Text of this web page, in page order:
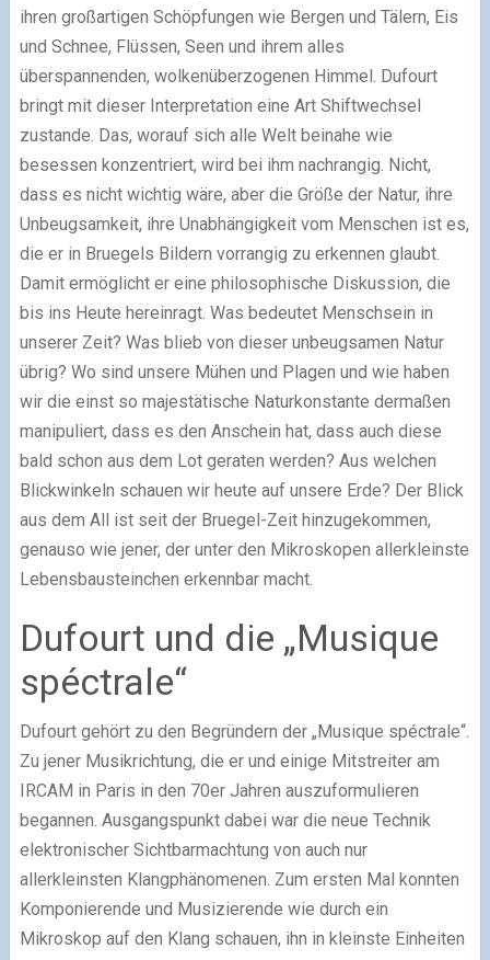
ihren großartigen Schöpfungen wie Bergen und Tälern, Eis
und Schnee, Flüssen, Seen und ihrem alles
überspannenden, wolkenüberzogenen Himmel. Dufourt
bringt mit dieser Interpretation eine Art Shiftwechsel
zustande. Das, worauf sich alle Welt beinahe wie
besessen konzentriert, wird bei ihm nachrangig. Nicht,
dass es nicht wichtig wäre, aber die Größe der Natur, ihre
Unbeugsamkeit, ihre Unabhängigkeit vom Menschen ist es,
die er in Bruegels Bildern vorrangig zu erkennen glaubt.
Damit ermöglicht er eine philosophische Diskussion, die
bis ins Heute hereinragt. Was bedeutet Menschsein in
unserer Zeit? Was blieb von dieser unbeugsamen Natur
übrig? Wo sind unsere Mühen und Plagen und wie haben
wir die einst so majestätische Naturkonstante dermaßen
manipuliert, dass es den Anschein hat, dass auch diese
bald schon aus dem Lot geraten werden? Aus welchen
Blickwinkeln schauen wir heute auf unsere Erde? Der Blick
aus dem All ist seit der Bruegel-Zeit hinzugekommen,
genauso wie jener, der unter den Mikroskopen allerkleinste
Lebensbausteinchen erkennbar macht.
Dufourt und die „Musique
spéctrale“
Dufourt gehört zu den Begründern der „Musique spéctrale“.
Zu jener Musikrichtung, die er und einige Mitstreiter am
IRCAM in Paris in den 70er Jahren auszuformulieren
begannen. Ausgangspunkt dabei war die neue Technik
elektronischer Sichtbarmachtung von auch nur
allerkleinsten Klangphänomenen. Zum ersten Mal konnten
Komponierende und Musizierende wie durch ein
Mikroskop auf den Klang schauen, ihn in kleinste Einheiten